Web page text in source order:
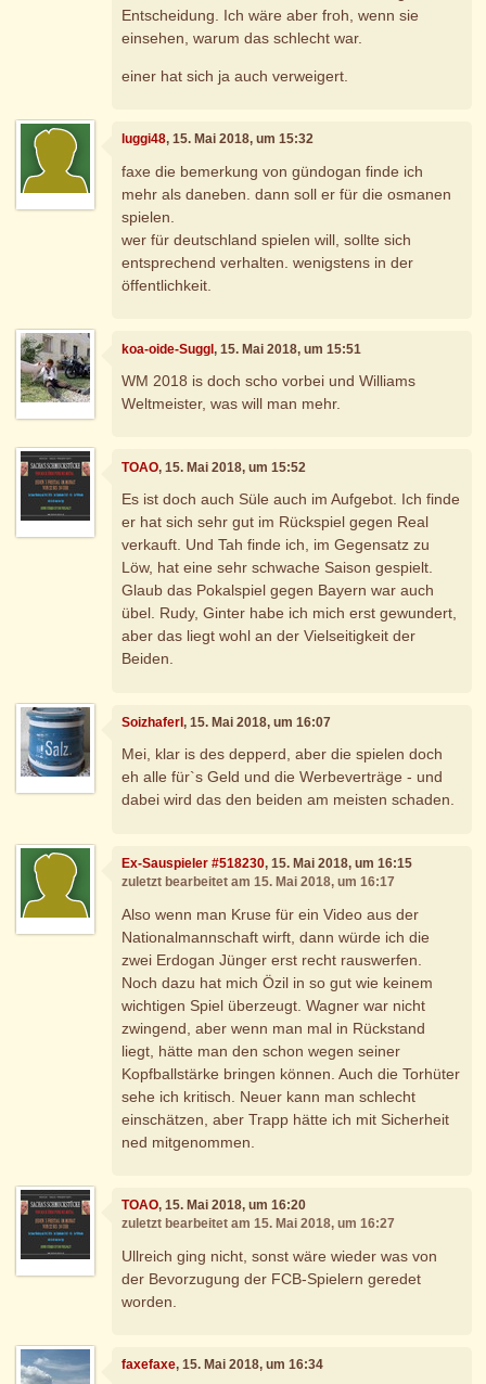
Entscheidung. Ich wäre aber froh, wenn sie
einsehen, warum das schlecht war.
einer hat sich ja auch verweigert.
luggi48, 15. Mai 2018, um 15:32
faxe die bemerkung von gündogan finde ich
mehr als daneben. dann soll er für die osmanen
spielen.
wer für deutschland spielen will, sollte sich
entsprechend verhalten. wenigstens in der
öffentlichkeit.
koa-oide-Suggl, 15. Mai 2018, um 15:51
WM 2018 is doch scho vorbei und Williams
Weltmeister, was will man mehr.
TOAO, 15. Mai 2018, um 15:52
Es ist doch auch Süle auch im Aufgebot. Ich finde
er hat sich sehr gut im Rückspiel gegen Real
verkauft. Und Tah finde ich, im Gegensatz zu
Löw, hat eine sehr schwache Saison gespielt.
Glaub das Pokalspiel gegen Bayern war auch
übel. Rudy, Ginter habe ich mich erst gewundert,
aber das liegt wohl an der Vielseitigkeit der
Beiden.
Soizhaferl, 15. Mai 2018, um 16:07
Mei, klar is des depperd, aber die spielen doch
eh alle für`s Geld und die Werbeverträge - und
dabei wird das den beiden am meisten schaden.
Ex-Sauspieler #518230, 15. Mai 2018, um 16:15
zuletzt bearbeitet am 15. Mai 2018, um 16:17
Also wenn man Kruse für ein Video aus der
Nationalmannschaft wirft, dann würde ich die
zwei Erdogan Jünger erst recht rauswerfen.
Noch dazu hat mich Özil in so gut wie keinem
wichtigen Spiel überzeugt. Wagner war nicht
zwingend, aber wenn man mal in Rückstand
liegt, hätte man den schon wegen seiner
Kopfballstärke bringen können. Auch die Torhüter
sehe ich kritisch. Neuer kann man schlecht
einschätzen, aber Trapp hätte ich mit Sicherheit
ned mitgenommen.
TOAO, 15. Mai 2018, um 16:20
zuletzt bearbeitet am 15. Mai 2018, um 16:27
Ullreich ging nicht, sonst wäre wieder was von
der Bevorzugung der FCB-Spielern geredet
worden.
faxefaxe, 15. Mai 2018, um 16:34